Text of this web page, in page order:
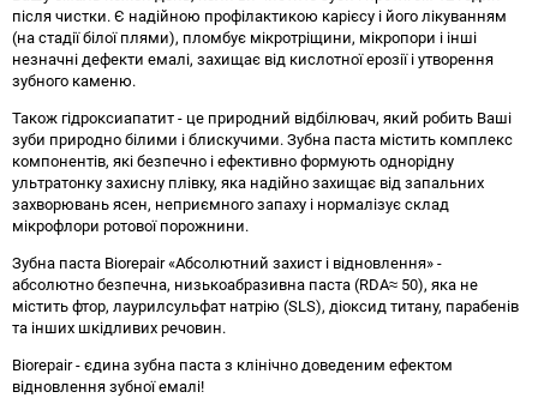
після чистки. Є надійною профілактикою карієсу і його лікуванням
(на стадії білої плями), пломбує мікротріщини, мікропори і інші
незначні дефекти емалі, захищає від кислотної ерозії і утворення
зубного каменю.
Також гідроксиапатит - це природний відбілювач, який робить Ваші
зуби природно білими і блискучими. Зубна паста містить комплекс
компонентів, які безпечно і ефективно формують однорідну
ультратонку захисну плівку, яка надійно захищає від запальних
захворювань ясен, неприємного запаху і нормалізує склад
мікрофлори ротової порожнини.
Зубна паста Biorepair «Абсолютний захист і відновлення» -
абсолютно безпечна, низькоабразивна паста (RDA≈ 50), яка не
містить фтор, лаурилсульфат натрію (SLS), діоксид титану, парабенів
та інших шкідливих речовин.
Biorepair - єдина зубна паста з клінічно доведеним ефектом
відновлення зубної емалі!